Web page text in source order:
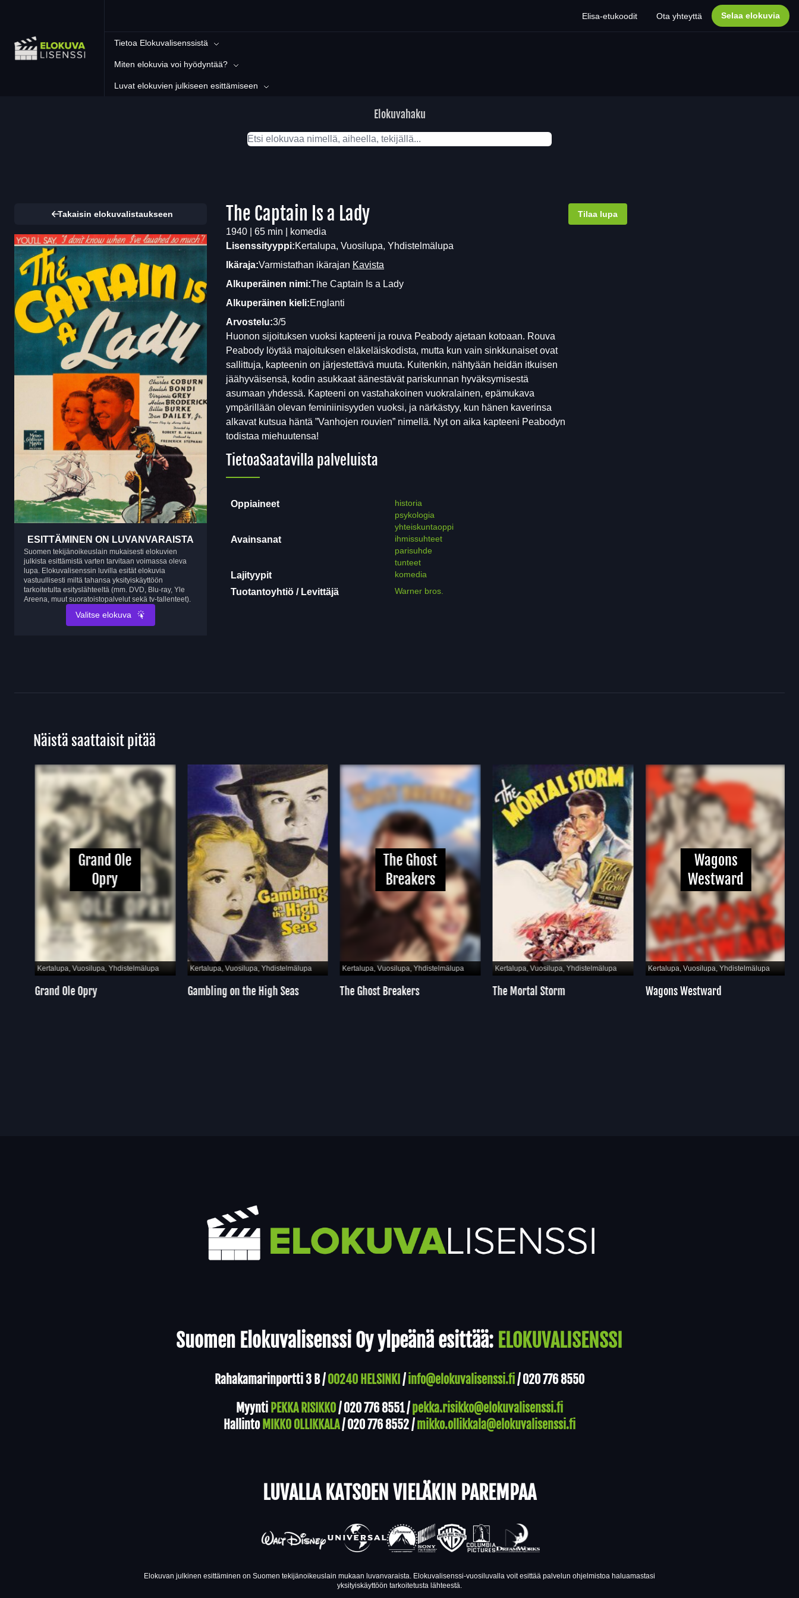
Elisa-etukoodit Ota yhteyttä Selaa elokuvia
Tietoa Elokuvalisenssistä
Miten elokuvia voi hyödyntää?
Luvat elokuvien julkiseen esittämiseen
Elokuvahaku
Takaisin elokuvalistaukseen
ESITTÄMINEN ON LUVANVARAISTA
Suomen tekijänoikeuslain mukaisesti elokuvien
julkista esittämistä varten tarvitaan voimassa oleva
lupa. Elokuvalisenssin luvilla esität elokuvia
vastuullisesti miltä tahansa yksityiskäyttöön
tarkoitetulta esityslähteeltä (mm. DVD, Blu-ray, Yle
Areena, muut suoratoistopalvelut sekä tv-tallenteet).
Valitse elokuva
Tilaa lupa
The Captain Is a Lady
1940 | 65 min | komedia
Lisenssityyppi:Kertalupa, Vuosilupa, Yhdistelmälupa
Ikäraja:Varmistathan ikärajan Kavista
Alkuperäinen nimi:The Captain Is a Lady
Alkuperäinen kieli:Englanti
Arvostelu:3/5
Huonon sijoituksen vuoksi kapteeni ja rouva Peabody ajetaan kotoaan. Rouva
Peabody löytää majoituksen eläkeläiskodista, mutta kun vain sinkkunaiset ovat
sallittuja, kapteenin on järjestettävä muuta. Kuitenkin, nähtyään heidän itkuisen
jäähyväisensä, kodin asukkaat äänestävät pariskunnan hyväksymisestä
asumaan yhdessä. Kapteeni on vastahakoinen vuokralainen, epämukava
ympärillään olevan feminiinisyyden vuoksi, ja närkästyy, kun hänen kaverinsa
alkavat kutsua häntä ”Vanhojen rouvien” nimellä. Nyt on aika kapteeni Peabodyn
todistaa miehuutensa!
TietoaSaatavilla palveluista
Oppiaineet
historia
psykologia
yhteiskuntaoppi
Avainsanat
ihmissuhteet
parisuhde
tunteet
Lajityypit komedia
Tuotantoyhtiö / Levittäjä Warner bros.
Näistä saattaisit pitää
Grand Ole
Opry
Kertalupa, Vuosilupa, Yhdistelmälupa
Grand Ole Opry
Kertalupa, Vuosilupa, Yhdistelmälupa
Gambling on the High Seas
The Ghost
Breakers
Kertalupa, Vuosilupa, Yhdistelmälupa
The Ghost Breakers
Kertalupa, Vuosilupa, Yhdistelmälupa
The Mortal Storm
Wagons
Westward
Kertalupa, Vuosilupa, Yhdistelmälupa
Wagons Westward
Suomen Elokuvalisenssi Oy ylpeänä esittää: ELOKUVALISENSSI
Rahakamarinportti 3 B /00240 HELSINKI /info@elokuvalisenssi.fi/020 776 8550
Myynti PEKKA RISIKKO/020 776 8551/pekka.risikko@elokuvalisenssi.fi
Hallinto MIKKO OLLIKKALA/020 776 8552/mikko.ollikkala@elokuvalisenssi.fi
LUVALLA KATSOEN VIELÄKIN PAREMPAA
Elokuvan julkinen esittäminen on Suomen tekijänoikeuslain mukaan luvanvaraista. Elokuvalisenssi-vuosiluvalla voit esittää palvelun ohjelmistoa haluamastasi
yksityiskäyttöön tarkoitetusta lähteestä.